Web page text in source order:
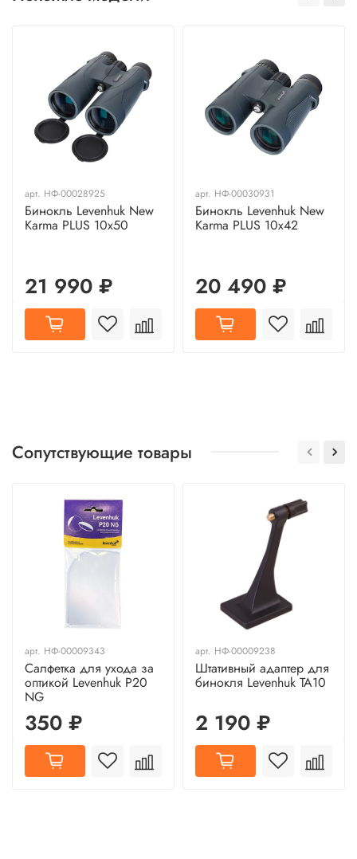
арт. НФ-00028925
Бинокль Levenhuk New
Karma PLUS 10x50
21 990 ₽
арт. НФ-00030931
Бинокль Levenhuk New
Karma PLUS 10x42
20 490 ₽
Сопутствующие товары
арт. НФ-00009343
Салфетка для ухода за
оптикой Levenhuk P20
NG
350 ₽
арт. НФ-00009238
Штативный адаптер для
бинокля Levenhuk TA10
2 190 ₽